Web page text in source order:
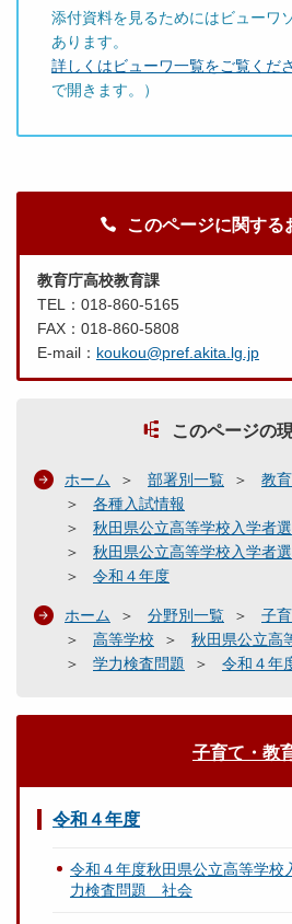
添付資料を見るためにはビューワ
あります。
詳しくはビューワ一覧をご覧くださ
で開きます。）
このページに関する
教育庁高校教育課
TEL：018-860-5165
FAX：018-860-5808
E-mail： koukou@pref.akita.lg.jp
このページの
ホーム 部署別一覧 教
各種入試情報
秋田県公立高等学校入学者
秋田県公立高等学校入学者
令和４年度
ホーム 分野別一覧 子
高等学校
秋田県公立高
学力検査問題
令和４年
子育て・教
令和４年度
令和４年度秋田県公立高等学
力検査問題 社会